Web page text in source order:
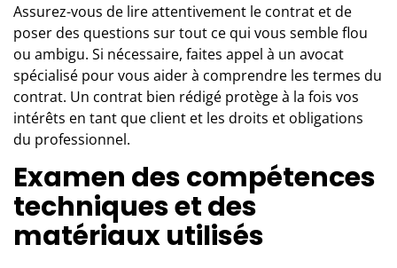
Assurez-vous de lire attentivement le contrat et de
poser des questions sur tout ce qui vous semble flou
ou ambigu. Si nécessaire, faites appel à un avocat
spécialisé pour vous aider à comprendre les termes du
contrat. Un contrat bien rédigé protège à la fois vos
intérêts en tant que client et les droits et obligations
du professionnel.
Examen des compétences
techniques et des
matériaux utilisés